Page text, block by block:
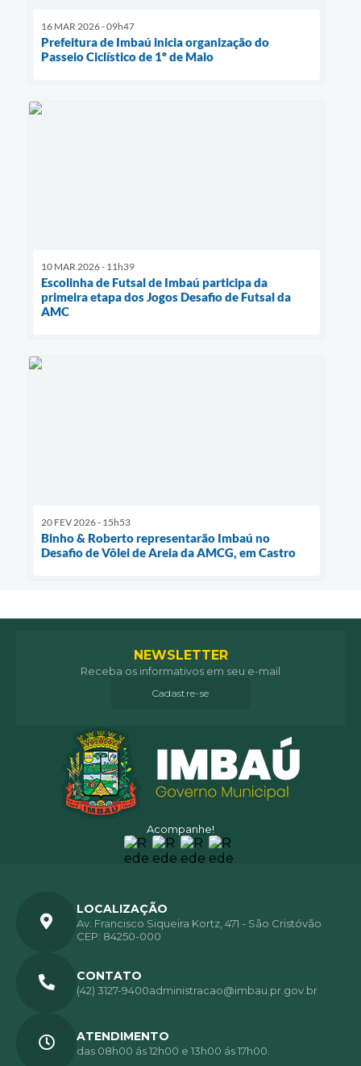
16 MAR 2026 - 09h47
Prefeitura de Imbaú inicia organização do
Passeio Ciclístico de 1º de Maio
10 MAR 2026 - 11h39
Escolinha de Futsal de Imbaú participa da
primeira etapa dos Jogos Desafio de Futsal da
AMC
20 FEV 2026 - 15h53
Binho & Roberto representarão Imbaú no
Desafio de Vôlei de Areia da AMCG, em Castro
Acompanhe!
NEWSLETTER
Receba os informativos em seu e-mail
Cadastre-se
LOCALIZAÇÃO
Av. Francisco Siqueira Kortz, 471 - São Cristóvão
CEP: 84250-000
CONTATO
(42) 3127-9400administracao@imbau.pr.gov.br
ATENDIMENTO
das 08h00 ás 12h00 e 13h00 ás 17h00.